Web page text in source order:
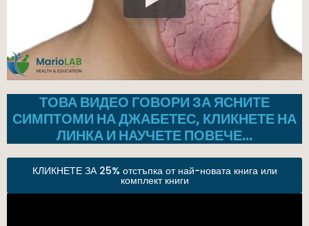
ТОВА ВИДЕО ГОВОРИ ЗА ЯСНИТЕ
СИМПТОМИ НА ДЖАБЕТЕС, КЛИКНЕТЕ НА
ЛИНКА И НАУЧЕТЕ ПОВЕЧЕ…
КЛИКНЕТЕ ЗА 25% отстъпка от най-новата книга или
комплект книги